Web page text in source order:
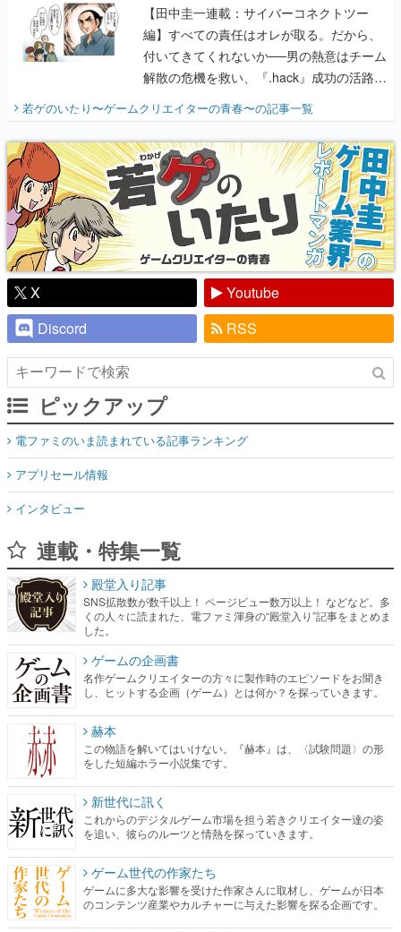
【田中圭一連載：サイバーコネクトツー
編】すべての責任はオレが取る。だから、
付いてきてくれないか──男の熱意はチーム
解散の危機を救い、『.hack』成功の活路を
『少年ジャンプ』色だった【若ゲのいた
り】
若ゲのいたり〜ゲームクリエイターの青春〜の記事一覧
X
Youtube
Discord
RSS
ピックアップ
電ファミのいま読まれている記事ランキング
アプリセール情報
インタビュー
連載・特集一覧
殿堂入り記事
SNS拡散数が数千以上！ ページビュー数万以上！ などなど。多
くの人々に読まれた、電ファミ渾身の“殿堂入り”記事をまとめま
した。
ゲームの企画書
名作ゲームクリエイターの方々に製作時のエピソードをお聞き
し、ヒットする企画（ゲーム）とは何か？を探っていきます。
赫本
この物語を解いてはいけない。『赫本』は、〈試験問題〉の形
をした短編ホラー小説集です。
新世代に訊く
これからのデジタルゲーム市場を担う若きクリエイター達の姿
を追い、彼らのルーツと情熱を探っていきます。
ゲーム世代の作家たち
ゲームに多大な影響を受けた作家さんに取材し、ゲームが日本
のコンテンツ産業やカルチャーに与えた影響を探る企画です。